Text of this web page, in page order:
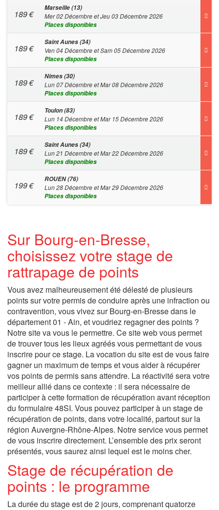
189€
Marseille (13)
Mer 02 Décembre et Jeu 03 Décembre 2026
Places disponibles
189€
Saint Aunes (34)
Ven 04 Décembre et Sam 05 Décembre 2026
Places disponibles
189€
Nimes (30)
Lun 07 Décembre et Mar 08 Décembre 2026
Places disponibles
189€
Toulon (83)
Lun 14 Décembre et Mar 15 Décembre 2026
Places disponibles
189€
Saint Aunes (34)
Lun 21 Décembre et Mar 22 Décembre 2026
Places disponibles
199€
ROUEN (76)
Lun 28 Décembre et Mar 29 Décembre 2026
Places disponibles
Sur Bourg-en-Bresse,
choisissez votre stage de
rattrapage de points
Vous avez malheureusement été délesté de plusieurs
points sur votre permis de conduire après une infraction ou
contravention, vous vivez sur Bourg-en-Bresse dans le
département 01 - Ain, et voudriez regagner des points ?
Notre site va vous le permettre. Ce site web vous permet
de trouver tous les lieux agréés vous permettant de vous
inscrire pour ce stage. La vocation du site est de vous faire
gagner un maximum de temps et vous aider à récupérer
vos points de permis sans attendre. La réactivité sera votre
meilleur allié dans ce contexte : il sera nécessaire de
participer à cette formation de récupération avant réception
du formulaire 48SI. Vous pouvez participer à un stage de
récupération de points, dans votre localité, partout sur la
région Auvergne-Rhône-Alpes. Notre service vous permet
de vous inscrire directement. L’ensemble des prix seront
présentés, vous saurez ainsi lequel est le moins cher.
Stage de récupération de
points : le programme
La durée du stage est de 2 jours, comprenant quatorze